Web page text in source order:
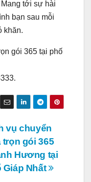
tới sự hài
bạn sau mỗi
khăn.
gói 365 tại phố
vụ chuyển
trọn gói 365
Hương tại
Giáp Nhất